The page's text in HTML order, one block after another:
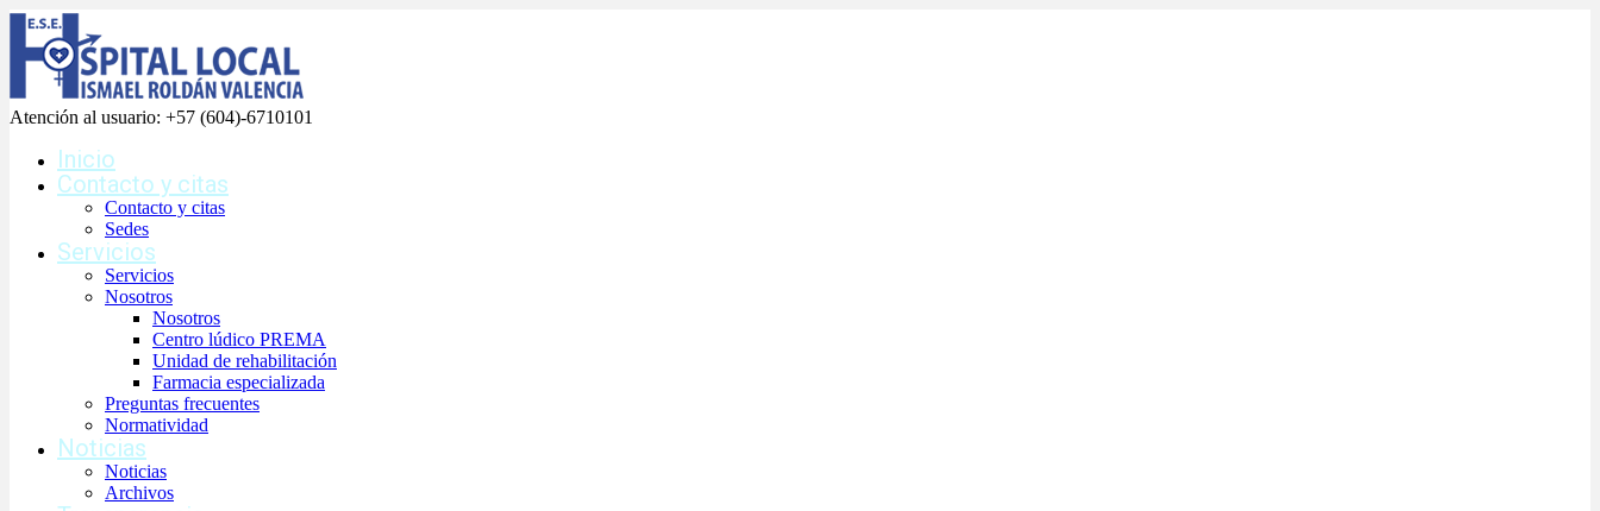
Atención al usuario: +57 (604)-6710101
Inicio
Contacto y citas
Contacto y citas
Sedes
Servicios
Servicios
Nosotros
Nosotros
Centro lúdico PREMA
Unidad de rehabilitación
Farmacia especializada
Preguntas frecuentes
Normatividad
Noticias
Noticias
Archivos